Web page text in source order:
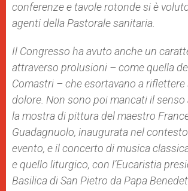
conferenze e tavole rotonde si è
agenti della Pastorale sanitaria.
Il Congresso ha avuto anche un
attraverso prolusioni – come quella
Comastri – che esortavano a
dolore. Non sono poi mancati il
la mostra di pittura del maestro
Guadagnuolo, inaugurata nel
evento, e il concerto di musica
e quello liturgico, con l’Eucaristia
Basilica di San Pietro da Papa